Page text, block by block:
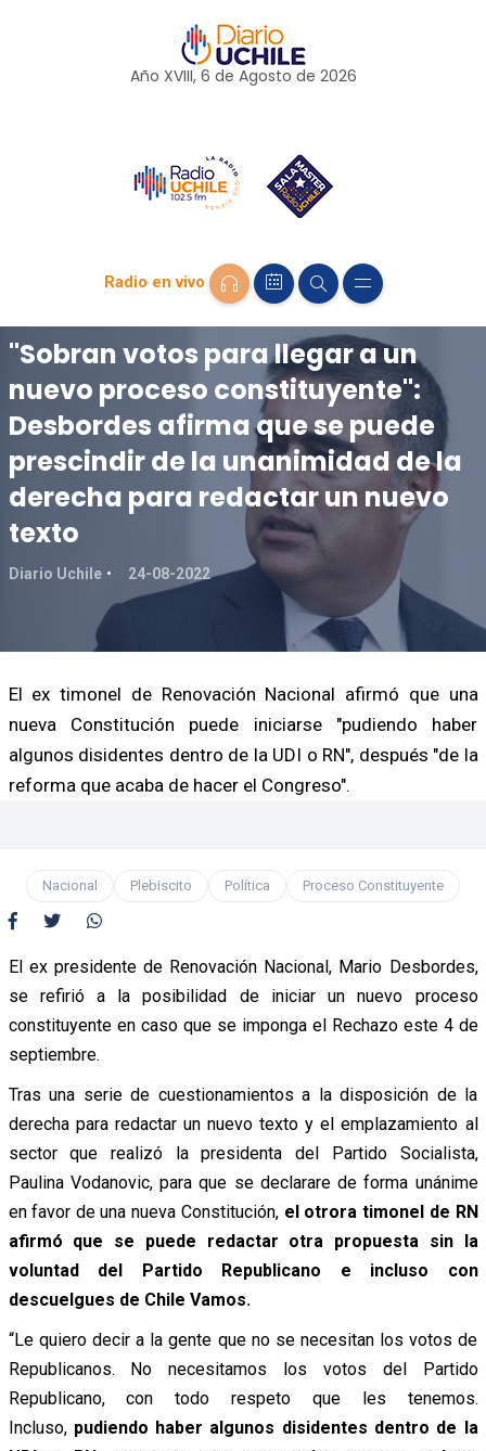
Año XVIII, 6 de Agosto de 2026
Radio en vivo
"Sobran votos para llegar a un
nuevo proceso constituyente":
Desbordes afirma que se puede
prescindir de la unanimidad de la
derecha para redactar un nuevo
texto
Diario Uchile 24-08-2022
El ex timonel de Renovación Nacional afirmó que una
nueva Constitución puede iniciarse "pudiendo haber
algunos disidentes dentro de la UDI o RN", después "de la
reforma que acaba de hacer el Congreso".
Nacional Plebiscito Política Proceso Constituyente
El ex presidente de Renovación Nacional, Mario Desbordes,
se refirió a la posibilidad de iniciar un nuevo proceso
constituyente en caso que se imponga el Rechazo este 4 de
septiembre.
Tras una serie de cuestionamientos a la disposición de la
derecha para redactar un nuevo texto y el emplazamiento al
sector que realizó la presidenta del Partido Socialista,
Paulina Vodanovic, para que se declarare de forma unánime
en favor de una nueva Constitución, el otrora timonel de RN
afirmó que se puede redactar otra propuesta sin la
voluntad del Partido Republicano e incluso con
descuelgues de Chile Vamos.
“Le quiero decir a la gente que no se necesitan los votos de
Republicanos. No necesitamos los votos del Partido
Republicano, con todo respeto que les tenemos.
Incluso, pudiendo haber algunos disidentes dentro de la